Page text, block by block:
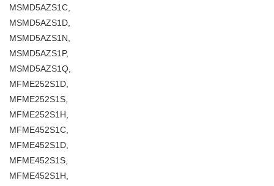
MSMD5AZS1C,
MSMD5AZS1D,
MSMD5AZS1N,
MSMD5AZS1P,
MSMD5AZS1Q,
MFME252S1D,
MFME252S1S,
MFME252S1H,
MFME452S1C,
MFME452S1D,
MFME452S1S,
MFME452S1H,